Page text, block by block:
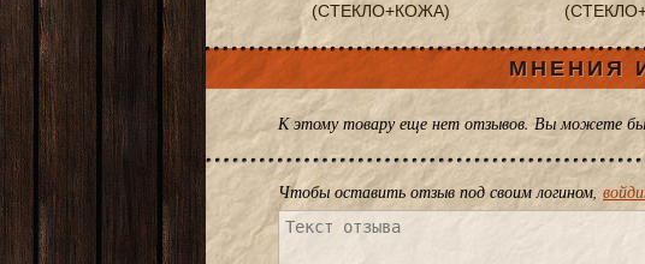
(СТЕКЛО+КОЖА)
МНЕНИЯ
К этому товару еще нет отзывов. Вы можете
Чтобы оставить отзыв под своим логином,